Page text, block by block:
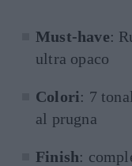
Must-have:
ultra opaco
Colori: 7
al prugna
Finish: